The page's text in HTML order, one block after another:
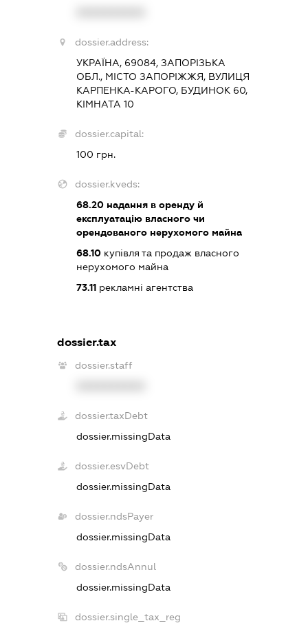
dossier.address:
УКРАЇНА, 69084, ЗАПОРІЗЬКА
ОБЛ., МІСТО ЗАПОРІЖЖЯ, ВУЛИЦЯ
КАРПЕНКА-КАРОГО, БУДИНОК 60,
КІМНАТА 10
dossier.capital:
100 грн.
dossier.kveds:
68.20 надання в оренду й
експлуатацію власного чи
орендованого нерухомого майна
68.10 купівля та продаж власного
нерухомого майна
73.11 рекламні агентства
dossier.tax
dossier.staff
dossier.taxDebt
dossier.missingData
dossier.esvDebt
dossier.missingData
dossier.ndsPayer
dossier.missingData
dossier.ndsAnnul
dossier.missingData
dossier.single_tax_reg